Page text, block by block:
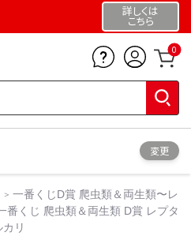
詳しくは
こちら
0
変更
一番くじD賞 爬虫類＆両生類〜レ
番くじ 爬虫類＆両生類 D賞 レプタ
リ